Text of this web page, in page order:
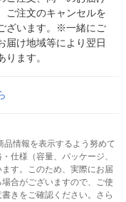
ご注文のキャンセルを
ざいます。※一緒にご
届け地域等により翌日
ます。
情報を表示するよう努めて
仕様（容量、パッケージ、
す。このため、実際にお届
合がございますので、ご使
きをご確認ください。さら